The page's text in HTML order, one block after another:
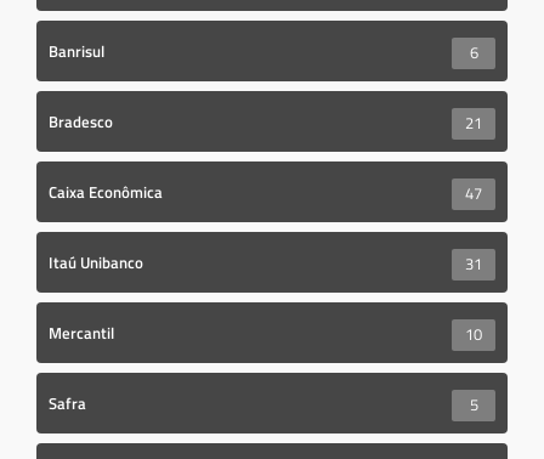
Banrisul 6
Bradesco 21
Caixa Econômica 47
Itaú Unibanco 31
Mercantil 10
Safra 5